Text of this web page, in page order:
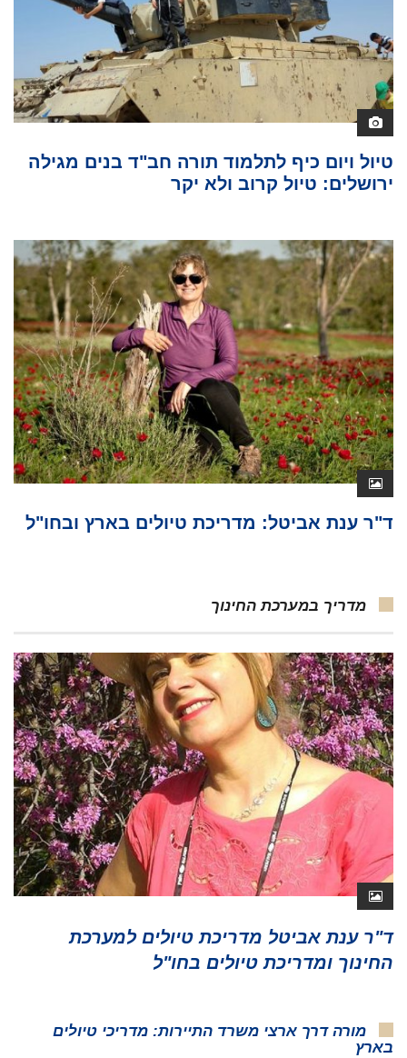
טיול ויום כיף לתלמוד תורה חב"ד בנים מגילה
ירושלים: טיול קרוב ולא יקר
ד"ר ענת אביטל: מדריכת טיולים בארץ ובחו"ל
מדריך במערכת החינוך
ד"ר ענת אביטל מדריכת טיולים למערכת
החינוך ומדריכת טיולים בחו"ל
מורה דרך ארצי משרד התיירות: מדריכי טיולים
בארץ